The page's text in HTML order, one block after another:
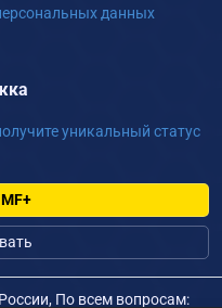
данных
уникальный статус
По всем вопросам: